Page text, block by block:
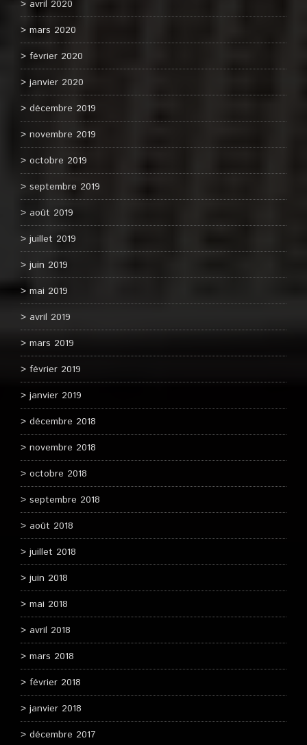
avril 2020
mars 2020
février 2020
janvier 2020
décembre 2019
novembre 2019
octobre 2019
septembre 2019
août 2019
juillet 2019
juin 2019
mai 2019
avril 2019
mars 2019
février 2019
janvier 2019
décembre 2018
novembre 2018
octobre 2018
septembre 2018
août 2018
juillet 2018
juin 2018
mai 2018
avril 2018
mars 2018
février 2018
janvier 2018
décembre 2017